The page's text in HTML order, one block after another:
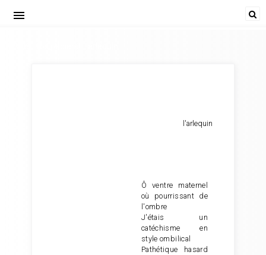
menu
l'arlequin
Ô ventre maternel
où pourrissant de
l'ombre
J'étais un
catéchisme en
style ombilical
Pathétique hasard